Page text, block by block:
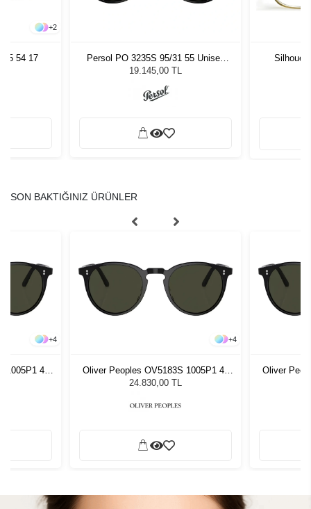
+2
54 17
Persol PO 3235S 95/31 55 Unisex
Güneş Gözlüğü
19.145,00 TL
SON BAKTIĞINIZ ÜRÜNLER
+4
48
+4
Oliver Peoples OV5183S 1005P1 48
Unisex Güneş Gözlüğü
24.830,00 TL
Oliver